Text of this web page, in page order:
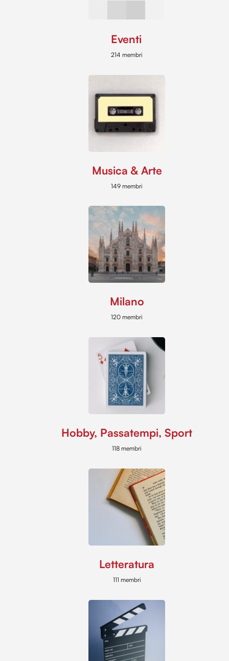
Eventi
214 membri
Musica & Arte
149 membri
Milano
120 membri
Hobby, Passatempi, Sport
118 membri
Letteratura
111 membri